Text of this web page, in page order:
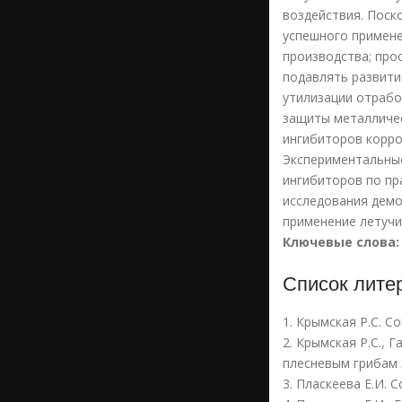
воздействия.
успешного
производства;
подавлять
утилизации
защиты
ингибиторов
ингибиторов по
исследования
применение
Ключевые слова:
Список
1. Крымская Р.С.
2. Крымская Р.С.,
плесневым грибам
3. Пласкеева Е.И.